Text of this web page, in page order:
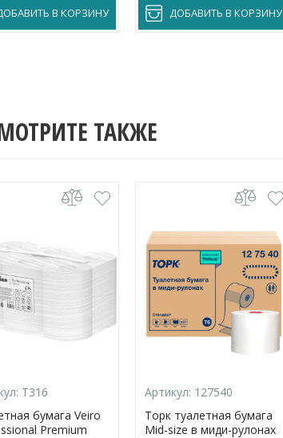
В КОРЗИНУ ДОБАВИТЬ В КОРЗИНУ
ТАКЖЕ
Т316
бумага Veiro
Premium
Артикул: 127540
Торк туалетная бумага
Mid-size в миди-рулонах